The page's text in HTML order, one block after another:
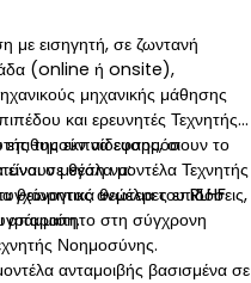
με εισηγητή, σε ζωντανή
(online ή onsite),
μηχανικής μάθησης
και ερευνητές Τεχνητής
να εφαρμόσουν το
μεγάλα μοντέλα Τεχνητής
ανώτερες επιδόσεις,
της εκπαίδευσης, οι
σε θέση να:
θεωρητικά θεμέλια του RLHF
απαραίτητο στη σύγχρονη
Νοημοσύνης.
ανταμοιβής βασισμένα σε